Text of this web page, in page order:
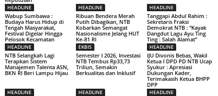
HEADLINE
Wabup Sumbawa :
Budaya Harus Hidup di
Tengah Masyarakat,
Festival Digelar Hingga
Pelosok Kecamatan
HEADLINE
Ribuan Bendera Merah
Putih Dibagikan, NTB
Kobarkan Semangat
Nasionalisme Jelang HUT
Ke-81 RI
HEADLINE
Tanggapi Abdul Rahim :
Sekretaris Fraksi
Demokrat NTB : “Kayak
Dangdut Lagu Ayu Ting
Ting : Salah Alamat”
HEADLINE
NTB Selangkah Lagi
Terapkan Sistem
Manajemen Talenta ASN,
BKN RI Beri Lampu Hijau
EKBIS
Semester I 2026, Investasi
NTB Tembus Rp33,73
Triliun, Semakin
Berkualitas dan Inklusif
HEADLINE
IJU Divonis Bebas, Wakil
Ketua I DPD PD NTB Ucap
Syukur : Apresiasi
Dukungan Kader,
Terimakasih Ketua BHPP
DPP
HEADLINE HEADLINE HEADLINE